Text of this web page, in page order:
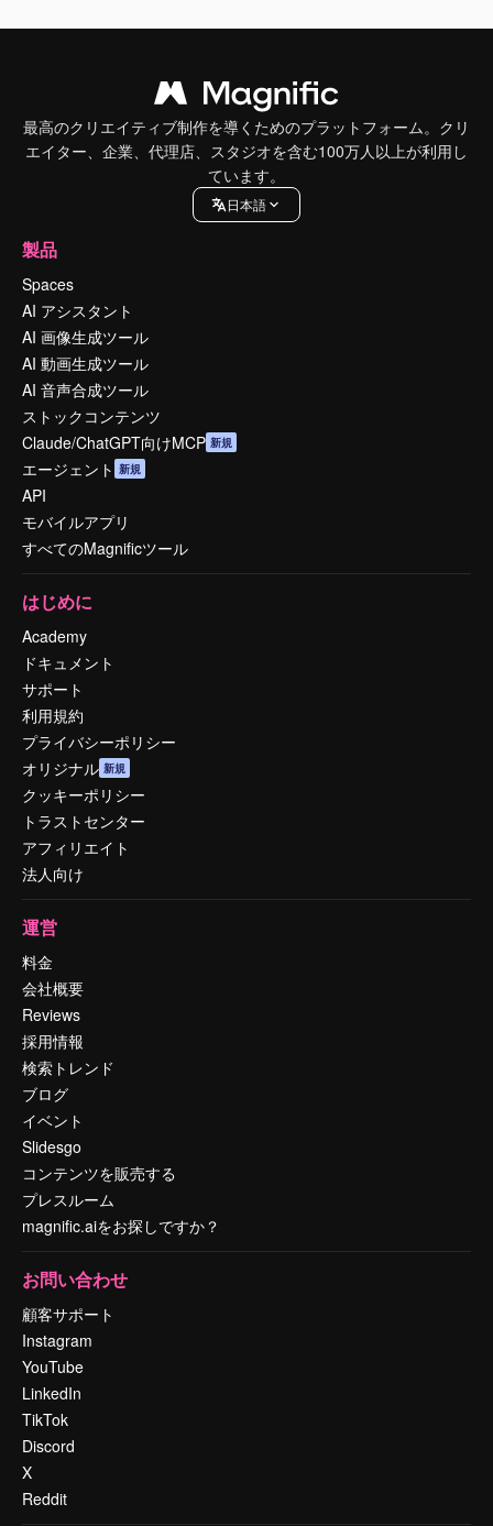
最高のクリエイティブ制作を導くためのプラットフォーム。クリ
エイター、企業、代理店、スタジオを含む100万人以上が利用し
ています。
日本語
製品
Spaces
AI アシスタント
AI 画像生成ツール
AI 動画生成ツール
AI 音声合成ツール
ストックコンテンツ
Claude/ChatGPT向けMCP 新規
エージェント 新規
API
モバイルアプリ
すべてのMagnificツール
はじめに
Academy
ドキュメント
サポート
利用規約
プライバシーポリシー
オリジナル 新規
クッキーポリシー
トラストセンター
アフィリエイト
法人向け
運営
料金
会社概要
Reviews
採用情報
検索トレンド
ブログ
イベント
Slidesgo
コンテンツを販売する
プレスルーム
magnific.aiをお探しですか？
お問い合わせ
顧客サポート
Instagram
YouTube
LinkedIn
TikTok
Discord
X
Reddit